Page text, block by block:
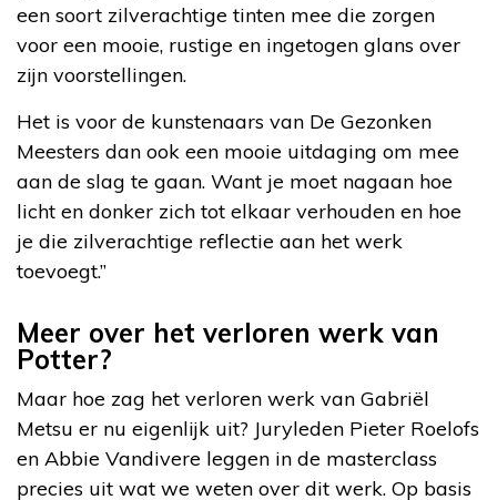
een soort zilverachtige tinten mee die zorgen
voor een mooie, rustige en ingetogen glans over
zijn voorstellingen.
Het is voor de kunstenaars van De Gezonken
Meesters dan ook een mooie uitdaging om mee
aan de slag te gaan. Want je moet nagaan hoe
licht en donker zich tot elkaar verhouden en hoe
je die zilverachtige reflectie aan het werk
toevoegt.”
Meer over het verloren werk van
Potter?
Maar hoe zag het verloren werk van Gabriël
Metsu er nu eigenlijk uit? Juryleden Pieter Roelofs
en Abbie Vandivere leggen in de masterclass
precies uit wat we weten over dit werk. Op basis